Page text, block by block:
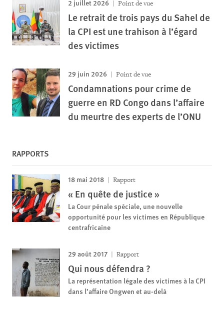
2 juillet 2026 Point de vue
Le retrait de trois pays du Sahel de
la CPI est une trahison à l’égard
des victimes
29 juin 2026 Point de vue
Condamnations pour crime de
guerre en RD Congo dans l’affaire
du meurtre des experts de l’ONU
RAPPORTS
18 mai 2018 Rapport
« En quête de justice »
La Cour pénale spéciale, une nouvelle
opportunité pour les victimes en République
centrafricaine
29 août 2017 Rapport
Qui nous défendra ?
La représentation légale des victimes à la CPI
dans l’affaire Ongwen et au-delà